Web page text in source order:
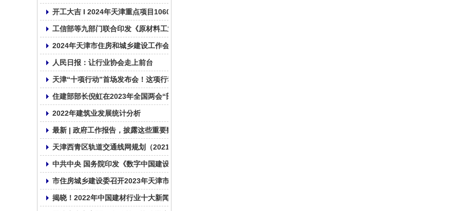
开工大吉 I 2024年天津重点项目1060个， 总投资2.01万亿！
工信部等九部门联合印发《原材料工业数字化转型工作方案（2024—2026年）》（附解读）
2024年天津市住房和城乡建设工作会议召开
人民日报：让行业协会走上前台
天津“十项行动”首场发布会！这项行动摆在首要位置！
住建部部长倪虹在2023年全国两会“部长通道”答记者问
2022年建筑业发展统计分析
最新 | 政府工作报告，披露这些重要数据！
天津西青区轨道交通线网规划（2021—2035年）草案公示 含三条市域线
中共中央 国务院印发《数字中国建设整体布局规划》
市住房城乡建设委召开2023年天津市住建系统质量安全工作视频会议
揭晓！2022年中国建材行业十大新闻